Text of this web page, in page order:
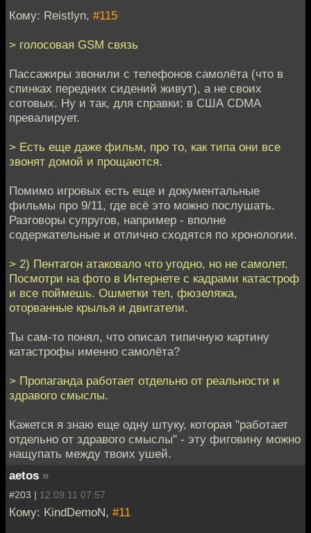
Кому: Reistlyn, #115
> голосовая GSM связь
Пассажиры звонили с телефонов самолёта (что в
спинках передних сидений живут), а не своих
сотовых. Ну и так, для справки: в США CDMA
превалирует.
> Есть еще даже фильм, про то, как типа они все
звонят домой и прощаются.
Помимо игровых есть еще и документальные
фильмы про 9/11, где всё это можно послушать.
Разговоры супругов, например - вполне
содержательные и отлично сходятся по хронологии.
> 2) Пентагон атаковало что угодно, но не самолет.
Посмотри на фото в Интернете с кадрами катастроф
и все поймешь. Ошметки тел, фюзеляжа,
оторванные крылья и двигатели.
Ты сам-то понял, что описал типичную картину
катастрофы именно самолёта?
> Пропаганда работает отдельно от реальности и
здравого смыслы.
Кажется я знаю еще одну штуку, которая "работает
отдельно от здравого смыслы" - эту фиговину можно
нащупать между твоих ушей.
aetos »
#203 | 12.09.11 07:57
Кому: KindDemoN, #11